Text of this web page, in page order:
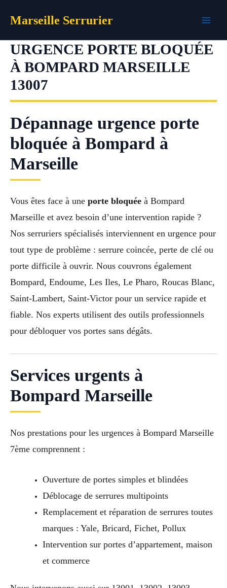
Marseille Serrurier
URGENCE PORTE BLOQUÉE
À BOMPARD MARSEILLE
13007
Dépannage urgence porte
bloquée à Bompard à
Marseille
Vous êtes face à une porte bloquée à Bompard
Marseille et avez besoin d’une intervention rapide ?
Nos serruriers spécialisés interviennent en urgence pour
tout type de problème : serrure coincée, perte de clé ou
porte difficile à ouvrir. Nous couvrons également
Bompard, Endoume, Les Iles, Le Pharo, Roucas Blanc,
Saint-Lambert, Saint-Victor pour un service rapide et
fiable. Nos experts utilisent des outils professionnels
pour débloquer vos portes sans dégâts.
Services urgents à
Bompard Marseille
Nos prestations pour les urgences à Bompard Marseille
7ème comprennent :
Ouverture de portes simples et blindées
Déblocage de serrures multipoints
Remplacement et réparation de serrures toutes
marques : Yale, Bricard, Fichet, Pollux
Intervention sur portes d’appartement, maison
et commerce